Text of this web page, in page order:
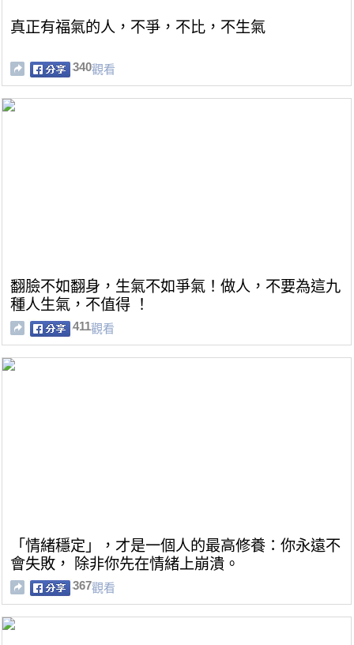
真正有福氣的人，不爭，不比，不生氣
340觀看
翻臉不如翻身，生氣不如爭氣！做人，不要為這九
種人生氣，不值得 ！
411觀看
「情緒穩定」，才是一個人的最高修養：你永遠不
會失敗， 除非你先在情緒上崩潰。
367觀看